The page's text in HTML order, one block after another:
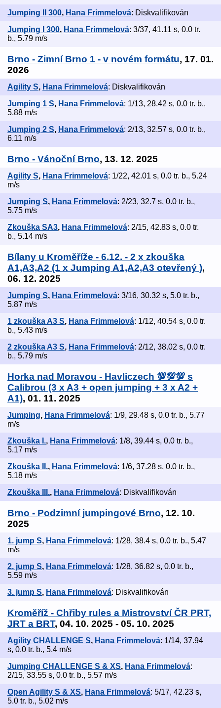
Jumping II 300, Hana Frimmelová: Diskvalifikován
Jumping I 300, Hana Frimmelová: 3/37, 41.11 s, 0.0 tr.
b., 5.79 m/s
Brno - Zimní Brno 1 - v novém formátu, 17. 01.
2026
Agility S, Hana Frimmelová: Diskvalifikován
Jumping 1 S, Hana Frimmelová: 1/13, 28.42 s, 0.0 tr. b.,
5.88 m/s
Jumping 2 S, Hana Frimmelová: 2/13, 32.57 s, 0.0 tr. b.,
6.11 m/s
Brno - Vánoční Brno, 13. 12. 2025
Agility S, Hana Frimmelová: 1/22, 42.01 s, 0.0 tr. b., 5.24
m/s
Jumping S, Hana Frimmelová: 2/23, 32.7 s, 0.0 tr. b.,
5.75 m/s
Zkouška SA3, Hana Frimmelová: 2/15, 42.83 s, 0.0 tr.
b., 5.14 m/s
Bílany u Kroměříže - 6.12. - 2 x zkouška
A1,A3,A2 (1 x Jumping A1,A2,A3 otevřený ),
06. 12. 2025
Jumping S, Hana Frimmelová: 3/16, 30.32 s, 5.0 tr. b.,
5.87 m/s
1 zkouška A3 S, Hana Frimmelová: 1/12, 40.54 s, 0.0 tr.
b., 5.43 m/s
2 zkouška A3 S, Hana Frimmelová: 2/12, 38.02 s, 0.0 tr.
b., 5.79 m/s
Horka nad Moravou - Havliczech 💯💯💯 s
Calibrou (3 x A3 + open jumping + 3 x A2 +
A1), 01. 11. 2025
Jumping, Hana Frimmelová: 1/9, 29.48 s, 0.0 tr. b., 5.77
m/s
Zkouška I., Hana Frimmelová: 1/8, 39.44 s, 0.0 tr. b.,
5.17 m/s
Zkouška II., Hana Frimmelová: 1/6, 37.28 s, 0.0 tr. b.,
5.18 m/s
Zkouška III., Hana Frimmelová: Diskvalifikován
Brno - Podzimní jumpingové Brno, 12. 10.
2025
1. jump S, Hana Frimmelová: 1/28, 38.4 s, 0.0 tr. b., 5.47
m/s
2. jump S, Hana Frimmelová: 1/28, 36.82 s, 0.0 tr. b.,
5.59 m/s
3. jump S, Hana Frimmelová: Diskvalifikován
Kroměříž - Chřiby rules a Mistrovství ČR PRT,
JRT a BRT, 04. 10. 2025 - 05. 10. 2025
Agility CHALLENGE S, Hana Frimmelová: 1/14, 37.94
s, 0.0 tr. b., 5.4 m/s
Jumping CHALLENGE S & XS, Hana Frimmelová:
2/15, 33.55 s, 0.0 tr. b., 5.57 m/s
Open Agility S & XS, Hana Frimmelová: 5/17, 42.23 s,
5.0 tr. b., 5.02 m/s